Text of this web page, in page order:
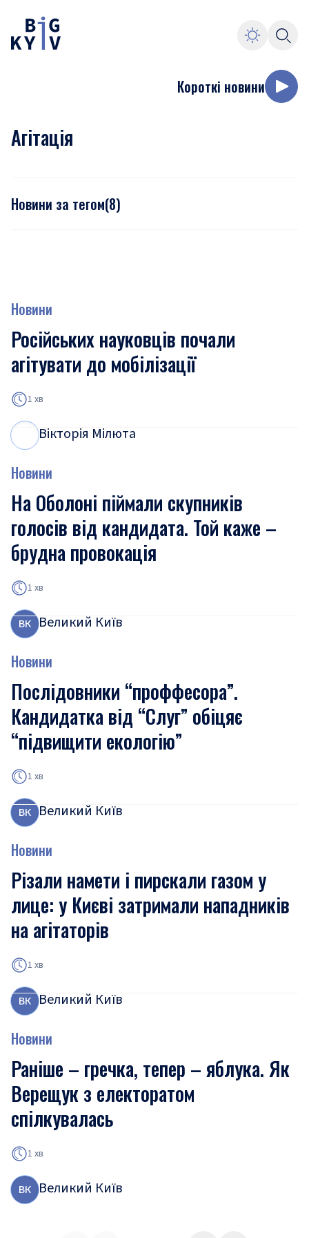
Короткі новини
Агітація
Новини за тегом(8)
Новини
Російських науковців почали
агітувати до мобілізації
1 хв
Вікторія Мілюта
Новини
На Оболоні піймали скупників
голосів від кандидата. Той каже –
брудна провокація
1 хв
ВК Великий Київ
Новини
Послідовники “проффесора”.
Кандидатка від “Слуг” обіцяє
“підвищити екологію”
1 хв
ВК Великий Київ
Новини
Різали намети і пирскали газом у
лице: у Києві затримали нападників
на агітаторів
1 хв
ВК Великий Київ
Новини
Раніше – гречка, тепер – яблука. Як
Верещук з електоратом
спілкувалась
1 хв
ВК Великий Київ